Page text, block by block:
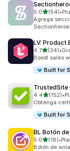
5.0de 5(54)
54 reseñas
•
Agrega
LV: Product
4.7de 5(34)
34 reseñas
•
Boost sales
Built for
TrustedSite
4.4de 5(152)
152 reseñas
•
Obtenga
Built for
BL Botón
5.0de 5(18)
18 reseñas
•
Botón de